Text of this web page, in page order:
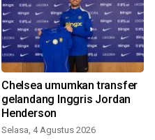
Chelsea umumkan transfer
gelandang Inggris Jordan
Henderson
Selasa, 4 Agustus 2026